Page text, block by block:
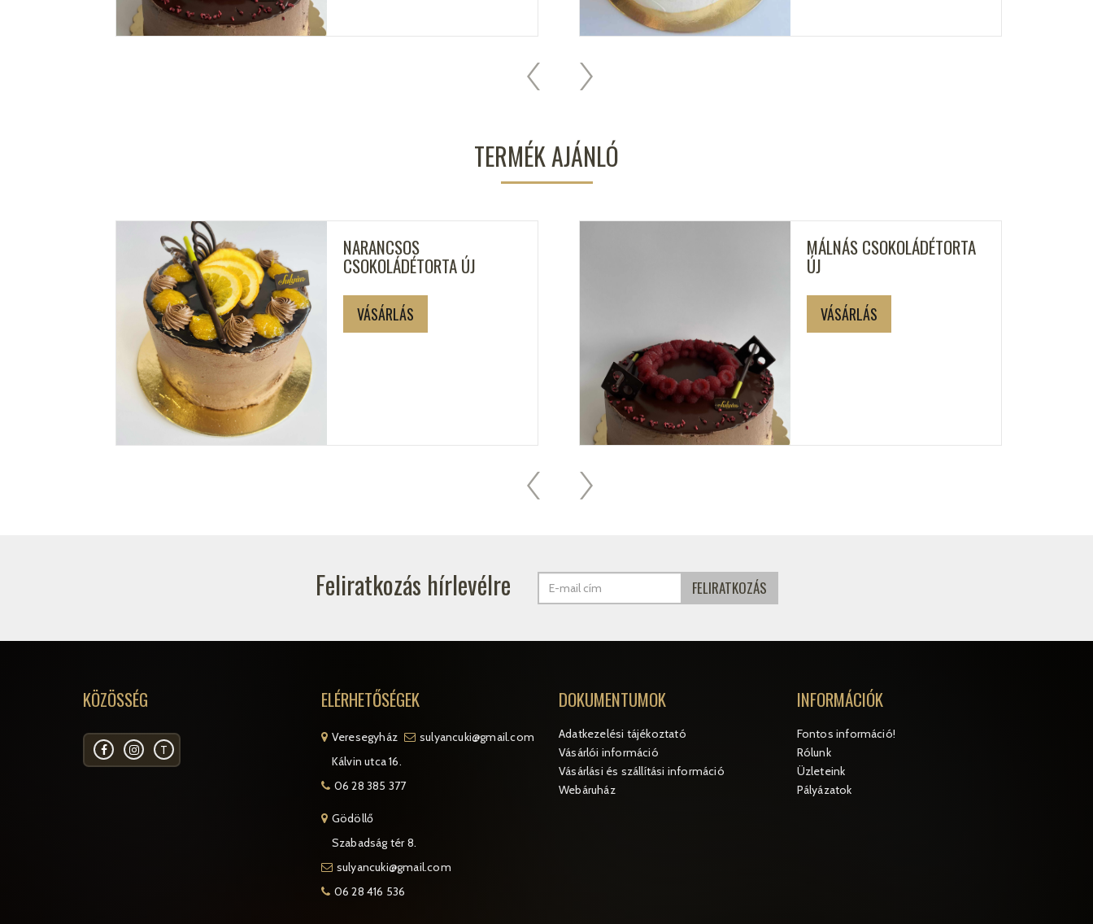
TERMÉK AJÁNLÓ
NARANCSOS
CSOKOLÁDÉTORTA ÚJ
VÁSÁRLÁS
MÁLNÁS CSOKOLÁDÉTORTA
ÚJ
VÁSÁRLÁS
Feliratkozás hírlevélre
KÖZÖSSÉG
T
ELÉRHETŐSÉGEK
Veresegyház
Kálvin utca 16.
sulyancuki@gmail.com
06 28 385 377
Gödöllő
Szabadság tér 8.
sulyancuki@gmail.com
06 28 416 536
DOKUMENTUMOK
Adatkezelési tájékoztató
Vásárlói információ
Vásárlási és szállítási információ
Webáruház
INFORMÁCIÓK
Fontos információ!
Rólunk
Üzleteink
Pályázatok